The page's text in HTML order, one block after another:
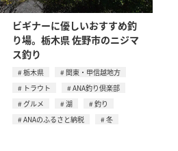
ビギナーに優しいおすすめ釣
り場。栃木県 佐野市のニジマ
ス釣り
栃木県
関東・甲信越地方
トラウト
ANA釣り倶楽部
グルメ
湖
釣り
ANAのふるさと納税
冬